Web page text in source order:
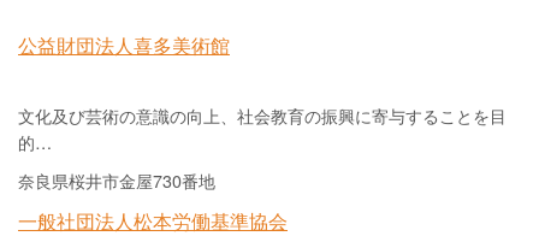
公益財団法人喜多美術館
文化及び芸術の意識の向上、社会教育の振興に寄与することを目
的…
奈良県桜井市金屋730番地
一般社団法人松本労働基準協会